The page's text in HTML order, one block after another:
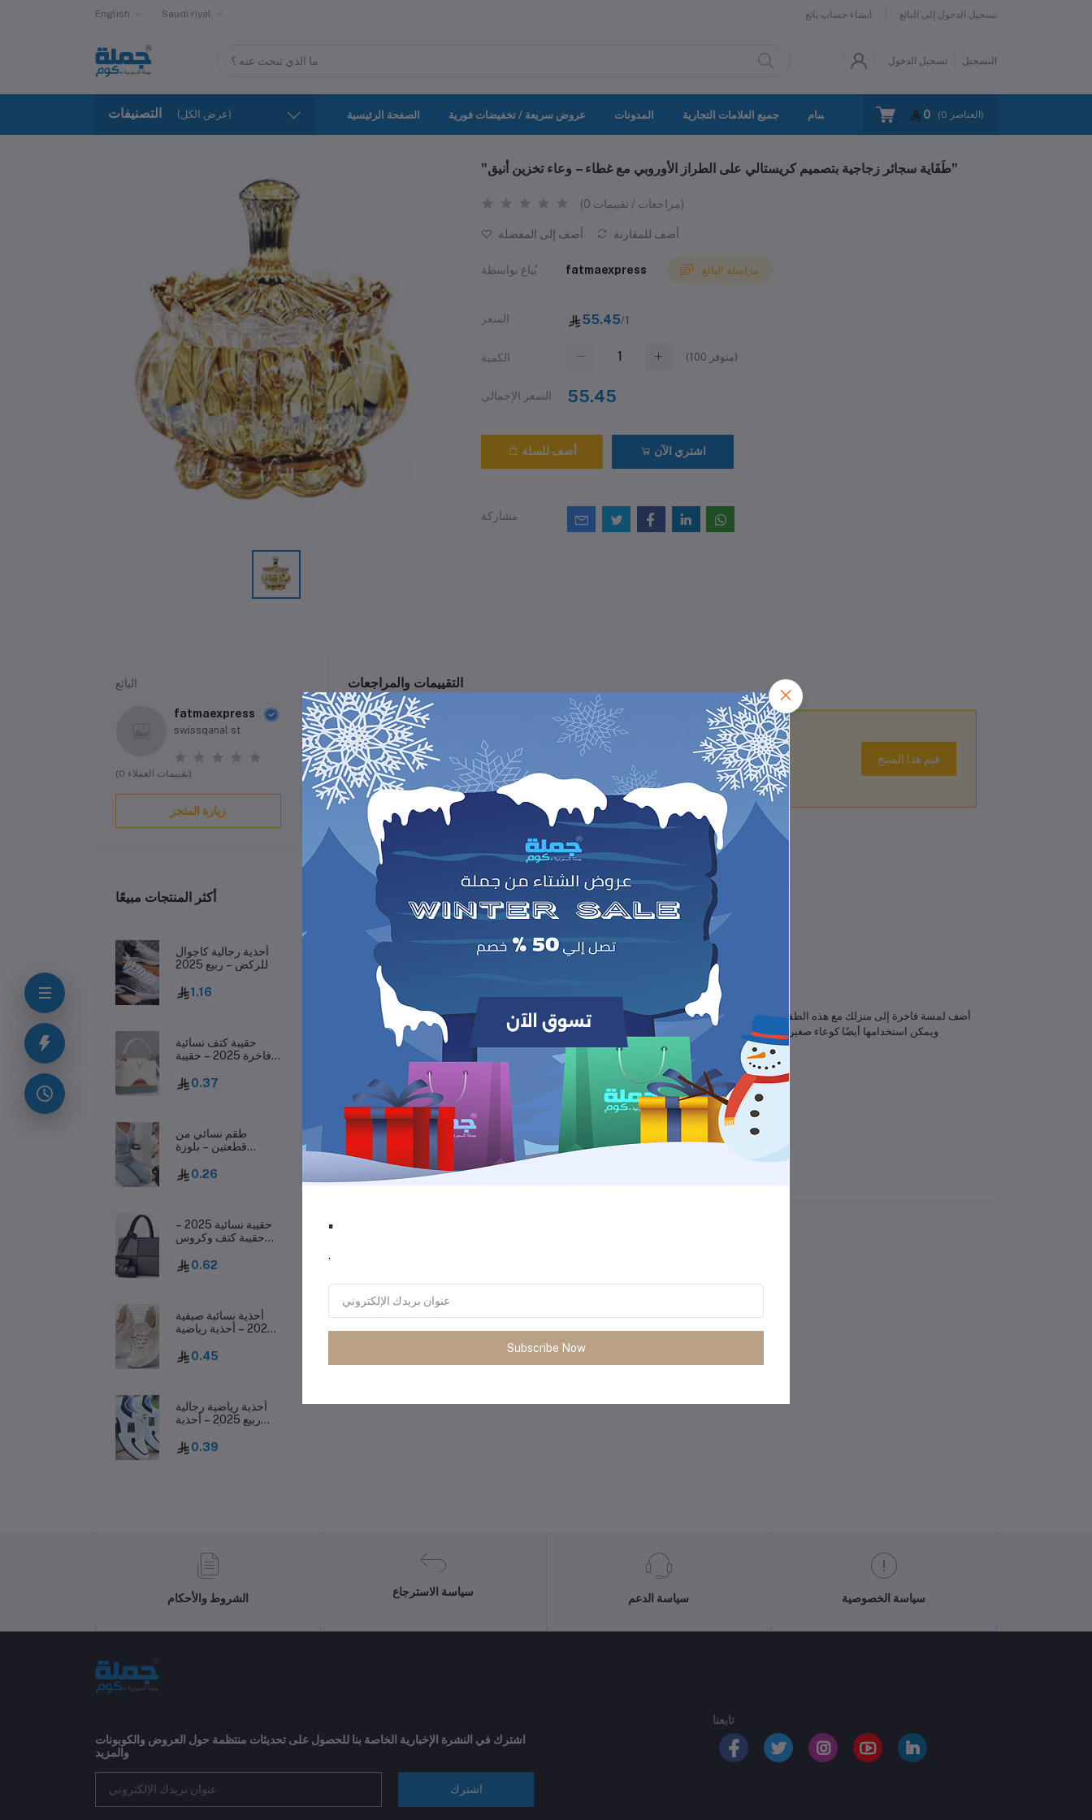
English Saudi riyal انشاء حساب بائع تسجيل الدخول إلى البائع
تسجيل الدخول التسجيل
التصنيفات (عرض الكل) الصفحة الرئيسية عروض سريعة / تخفيضات فورية المدونات جميع العلامات التجارية جميع الأقسام اتصل بنا سياسة الخصوصية 0 (0 العناصر)
"طَفَاية سجائر زجاجية بتصميم كريستالي على الطراز الأوروبي مع غطاء – وعاء تخزين أنيق"
(0 مراجعات / تقييمات)
أضف إلى المفضلة أضف للمقارنة
يُباع بواسطة fatmaexpress مراسلة البائع
السعر 55.45/1
الكمية (100 متوفر)
السعر الإجمالي 55.45
أضف للسلة اشتري الآن
مشاركة
البائع
fatmaexpress
swissqanal st
(0 تقييمات العملاء)
زيارة المتجر
أكثر المنتجات مبيعًا
أحذية رجالية كاجوال
للركض – ربيع 2025
1.16
حقيبة كتف نسائية
فاخرة 2025 – حقيبة
واحد0.37
طقم نسائي من
قطعتين – بلوزة
طويل، ملابس نوم
خريفية
0.26
حقيبة نسائية 2025 –
حقيبة كتف وكروس
كبيرة وأسلوب عصري
0.62
أحذية نسائية صيفية
2025 – أحذية رياضية
وخفيفة تسمح بمرور
الهواء
0.45
أحذية رياضية رجالية
ربيع 2025 – أحذية
سميك وقابلة للتهوية
ومقاومة للانزلاق
0.39
التقييمات والمراجعات
0 من أصل 5.0 قيم هذا المنتج
وصف
أضف لمسة فاخرة إلى منزلك مع هذه الطفاية الزجاجية الكريستالية المصممة على الطراز الأوروبي. تأتي مع غطاء أنيق لتحافظ على نظافة المكان،
ويمكن استخدامها أيضًا كوعاء صغير لتخزين الحلوى أو المكسرات على طاولة الشاي في غرفة المعيشة. قطعة ديكور عملية تجمع بين الجمال
والوظيفة، لتضيف لمسة راقية لأي مساحة داخلية.
المنتجات التي يتم شراؤها بشكل متكرر
الشروط والأحكام
سياسة الاسترجاع
سياسة الدعم سياسة الخصوصية
اشترك في النشرة الإخبارية الخاصة بنا للحصول على تحديثات منتظمة حول العروض والكوبونات
والمزيد
اشترك
تابعنا
.
.
Subscribe Now